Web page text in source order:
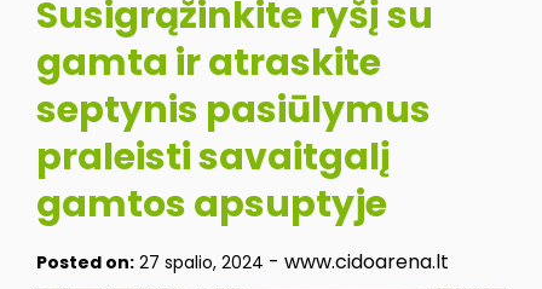
Susigrąžinkite ryšį su
gamta ir atraskite
septynis pasiūlymus
praleisti savaitgalį
gamtos apsuptyje
Posted on: 27 spalio, 2024 - www.cidoarena.lt